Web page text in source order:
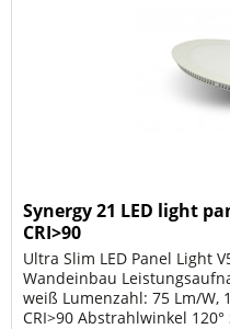
Synergy 21 LED light
CRI>90
Ultra Slim LED Panel Light
Wandeinbau
weiß Lumenzahl: 75 Lm/W,
CRI>90 Abstrahlwinkel 120°